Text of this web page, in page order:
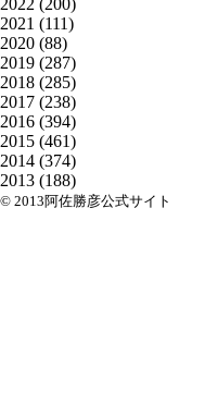
2021 (111)
2020 (88)
2019 (287)
2018 (285)
2017 (238)
2016 (394)
2015 (461)
2014 (374)
2013 (188)
© 2013阿佐勝彦公式サイト